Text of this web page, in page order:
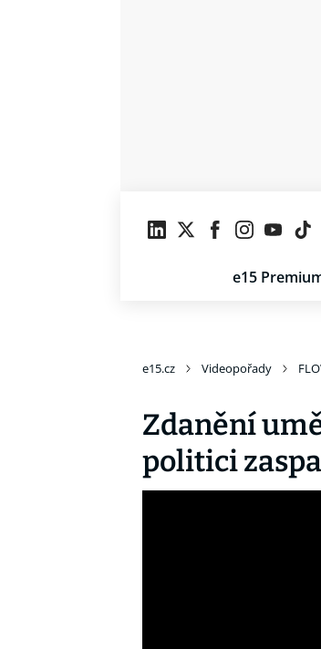
e15
e15.cz Videopořady
Zdanění
politici